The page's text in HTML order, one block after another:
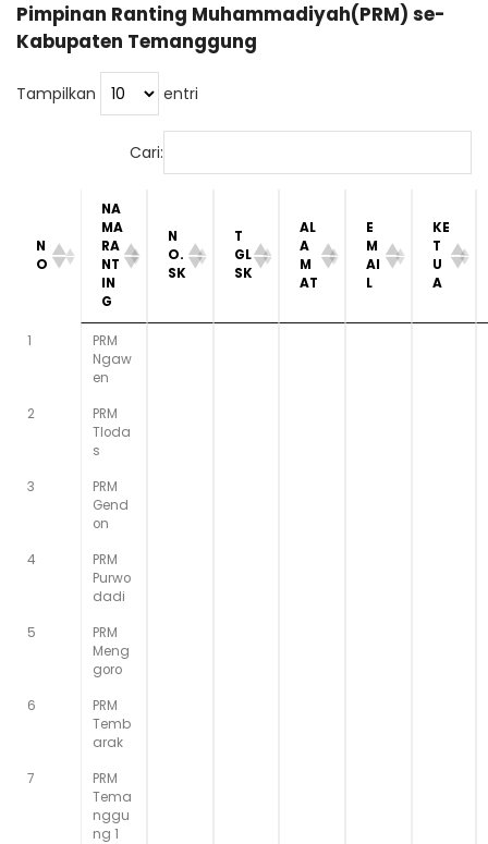
Pimpinan Ranting Muhammadiyah(PRM) se-
Kabupaten Temanggung
Tampilkan entri
Cari:
N
O
NA
MA
RA
NT
IN
G
N
O.
SK
T
GL
SK
AL
A
M
AT
E
M
AI
L
KE
T
U
A
1
PRM
Ngaw
en
2
PRM
Tloda
s
3
PRM
Gend
on
4
PRM
Purwo
dadi
5
PRM
Meng
goro
6
PRM
Temb
arak
7
PRM
Tema
nggu
ng 1